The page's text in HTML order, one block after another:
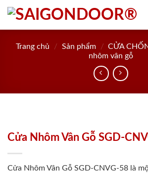
Skip
content
Trang chủ / Sản phẩm / CỬA
nhôm vân gỗ
Cửa Nhôm Vân Gỗ SGD-
Cửa Nhôm Vân Gỗ SGD-CNVG-58 là